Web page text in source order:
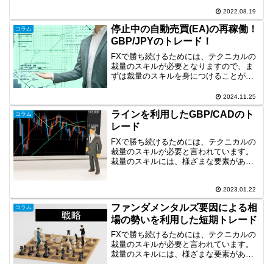
で、今回は、4時間足の環境認識に基づい
たトレード事例を取り上げます。政策金
利発表後の動きを確認し...
2022.08.19
コラム
停止中の自動売買(EA)の再稼働！
GBP/JPYのトレード！
FXで勝ち続けるためには、テクニカルの
裁量のスキルが必要となりますので、ま
ずは裁量のスキルを身につけることが重
けることができれば、その次の段階とし
て、より効率的なトレードを目指して自
動売買(EA)の活用も...
2024.11.25
コラム
ラインを利用したGBP/CADのト
レード
FXで勝ち続けるためには、テクニカルの
裁量のスキルが必要と言われています。
裁量のスキルには、様ざまな要素があり
識、ラインを使用したトレード事例を取
り上げます。ラインを利...
2023.01.22
コラム
ファンダメンタルズ要因による相
場の勢いを利用した短期トレード
FXで勝ち続けるためには、テクニカルの
裁量のスキルが必要と言われています。
裁量のスキルには、様ざまな要素があり